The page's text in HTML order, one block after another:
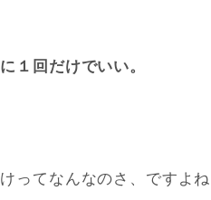
１回だけでいい。
ってなんなのさ、ですよね